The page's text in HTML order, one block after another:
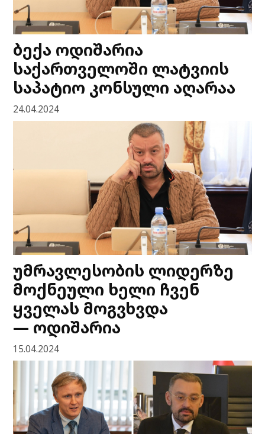
ბექა ოდიშარია
საქართველოში ლატვიის
საპატიო კონსული აღარაა
24.04.2024
უმრავლესობის ლიდერზე
მოქნეული ხელი ჩვენ
ყველას მოგვხვდა
— ოდიშარია
15.04.2024